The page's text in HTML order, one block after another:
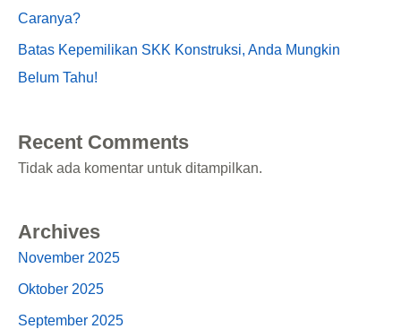
Caranya?
Batas Kepemilikan SKK Konstruksi, Anda Mungkin
Belum Tahu!
Recent Comments
Tidak ada komentar untuk ditampilkan.
Archives
November 2025
Oktober 2025
September 2025